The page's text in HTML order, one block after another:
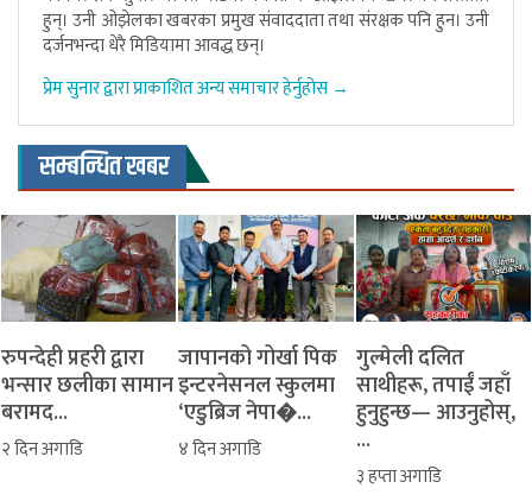
हुन्। उनी ओझेलका खबरका प्रमुख संवाददाता तथा संरक्षक पनि हुन। उनी
दर्जनभन्दा धेरै मिडियामा आवद्ध छन्।
प्रेम सुनार द्वारा प्राकाशित अन्य समाचार हेर्नुहोस →
सम्बन्धित खबर
रुपन्देही प्रहरी द्वारा
भन्सार छलीका सामान
बरामद...
२ दिन अगाडि
जापानको गोर्खा पिक
इन्टरनेसनल स्कुलमा
‘एडुब्रिज नेपा�...
४ दिन अगाडि
​गुल्मेली दलित
साथीहरू, तपाईं जहाँ
हुनुहुन्छ— आउनुहोस्,
...
३ हप्ता अगाडि